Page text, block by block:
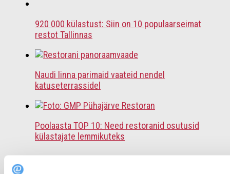
920 000 külastust: Siin on 10 populaarseimat
restot Tallinnas
Naudi linna parimaid vaateid nendel
katuseterrassidel
Poolaasta TOP 10: Need restoranid osutusid
külastajate lemmikuteks